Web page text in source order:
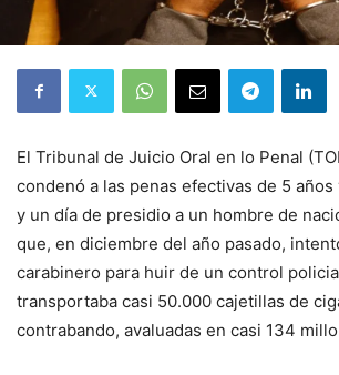
El Tribunal de Juicio Oral en lo Penal
condenó a las penas efectivas de 5 años
y un día de presidio a un hombre de
que, en diciembre del año pasado,
carabinero para huir de un control
transportaba casi 50.000 cajetillas de
contrabando, avaluadas en casi 134